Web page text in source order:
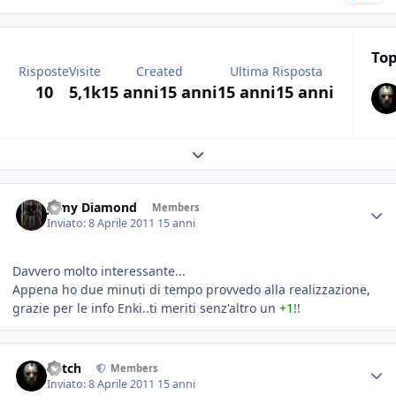
Risposte
10
Visite
5,1k
Created
15 anni15 anni
Ultima Risposta
15 anni15 anni
Expand topic overview
Jamy Diamond Members
Inviato:8 Aprile 2011 15 anni
Davvero molto interessante...
Appena ho due minuti di tempo provvedo alla realizzazione,
grazie per le info Enki..ti meriti senz'altro un +1 !!
Mitch Members
Inviato:8 Aprile 2011 15 anni